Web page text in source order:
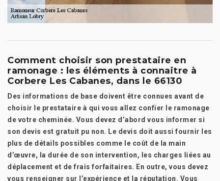
Comment choisir son prestataire en
ramonage : les éléments à connaitre à
Corbere Les Cabanes, dans le 66130
Des informations de base doivent être connues avant de
choisir le prestataire à qui vous allez confier le ramonage
de votre cheminée. Vous devez d’abord vous informer si
son devis est gratuit pu non. Le devis doit aussi fournir les
plus de détails possibles comme le coût de la main
d’œuvre, la durée de son intervention, les charges liées au
déplacement et de frais forfaitaires. En outre, vous devez
vous renseigner sur l’expérience et la réputation. Vous